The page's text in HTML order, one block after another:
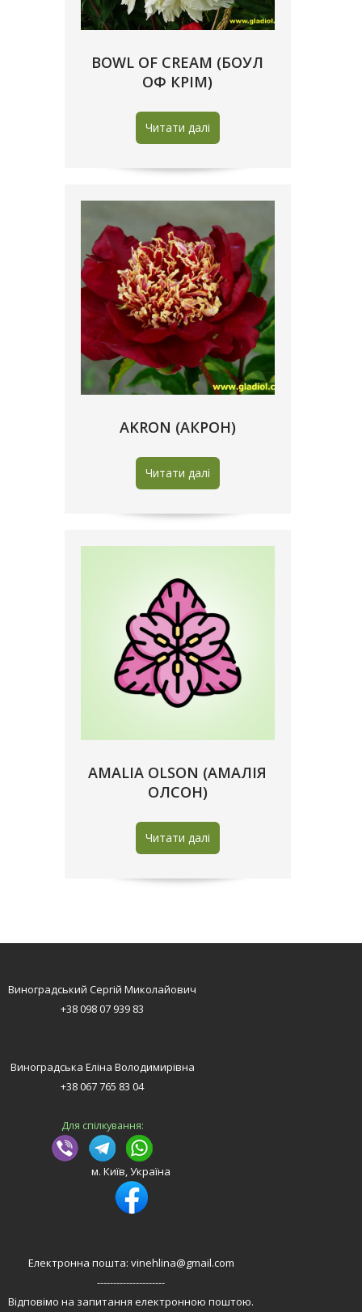
BOWL OF CREAM (БОУЛ
ОФ КРІМ)
Читати далі
AKRON (АКРОН)
Читати далі
AMALIA OLSON (АМАЛІЯ
ОЛСОН)
Читати далі
Виноградський Сергій Миколайович
+38 098 07 939 83
Виноградська Еліна Володимирівна
+38 067 765 83 04
Для спілкування:
м. Київ, Україна
Електронна пошта: vinehlina@gmail.com
---------------------
Відповімо на запитання електронною поштою.